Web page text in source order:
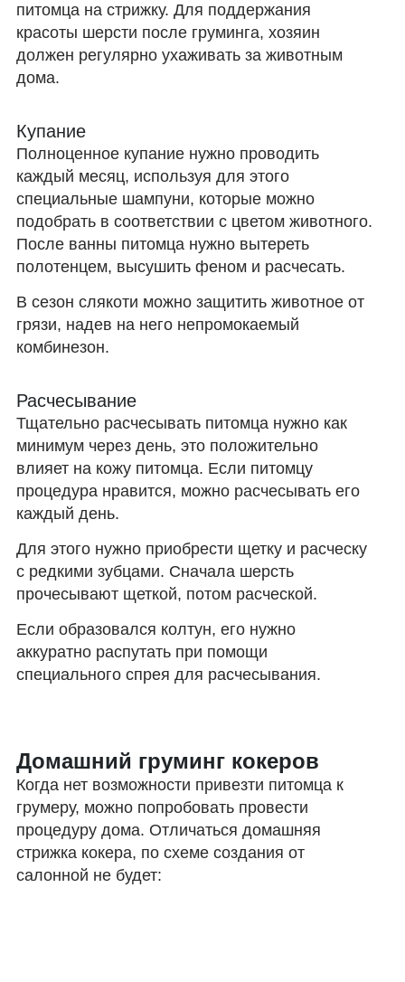
питомца на стрижку. Для поддержания
красоты шерсти после груминга, хозяин
должен регулярно ухаживать за животным
дома.
Купание
Полноценное купание нужно проводить
каждый месяц, используя для этого
специальные шампуни, которые можно
подобрать в соответствии с цветом животного.
После ванны питомца нужно вытереть
полотенцем, высушить феном и расчесать.
В сезон слякоти можно защитить животное от
грязи, надев на него непромокаемый
комбинезон.
Расчесывание
Тщательно расчесывать питомца нужно как
минимум через день, это положительно
влияет на кожу питомца. Если питомцу
процедура нравится, можно расчесывать его
каждый день.
Для этого нужно приобрести щетку и расческу
с редкими зубцами. Сначала шерсть
прочесывают щеткой, потом расческой.
Если образовался колтун, его нужно
аккуратно распутать при помощи
специального спрея для расчесывания.
Домашний груминг кокеров
Когда нет возможности привезти питомца к
грумеру, можно попробовать провести
процедуру дома. Отличаться домашняя
стрижка кокера, по схеме создания от
салонной не будет: